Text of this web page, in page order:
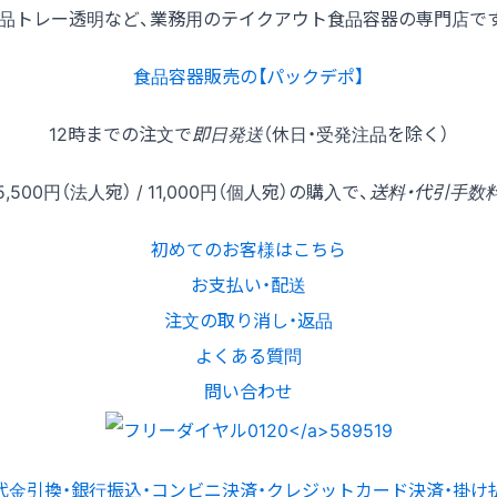
トレー透明など、業務用のテイクアウト食品容器の専門店で
食品容器販売の【パックデポ】
12時までの注文で即日発送（休日・受発注品を除く）
円（法人宛） / 11,000円（個人宛）の購入で、 送料・代引手数
初めてのお客様はこちら
お支払い・配送
注文の取り消し・返品
よくある質問
問い合わせ